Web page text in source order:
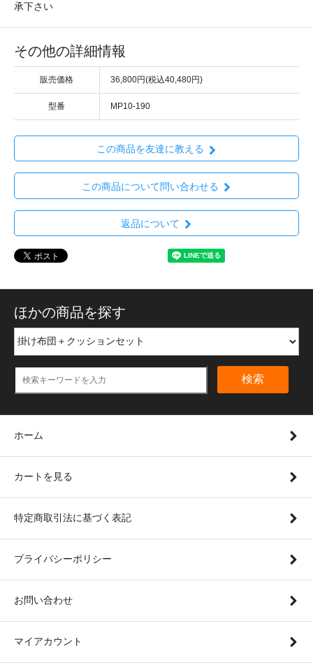
承下さい
その他の詳細情報
販売価格 36,800円(税込40,480円)
型番 MP10-190
この商品を友達に教える
この商品について問い合わせる
返品について
ほかの商品を探す
検索
ホーム
カートを見る
特定商取引法に基づく表記
プライバシーポリシー
お問い合わせ
マイアカウント